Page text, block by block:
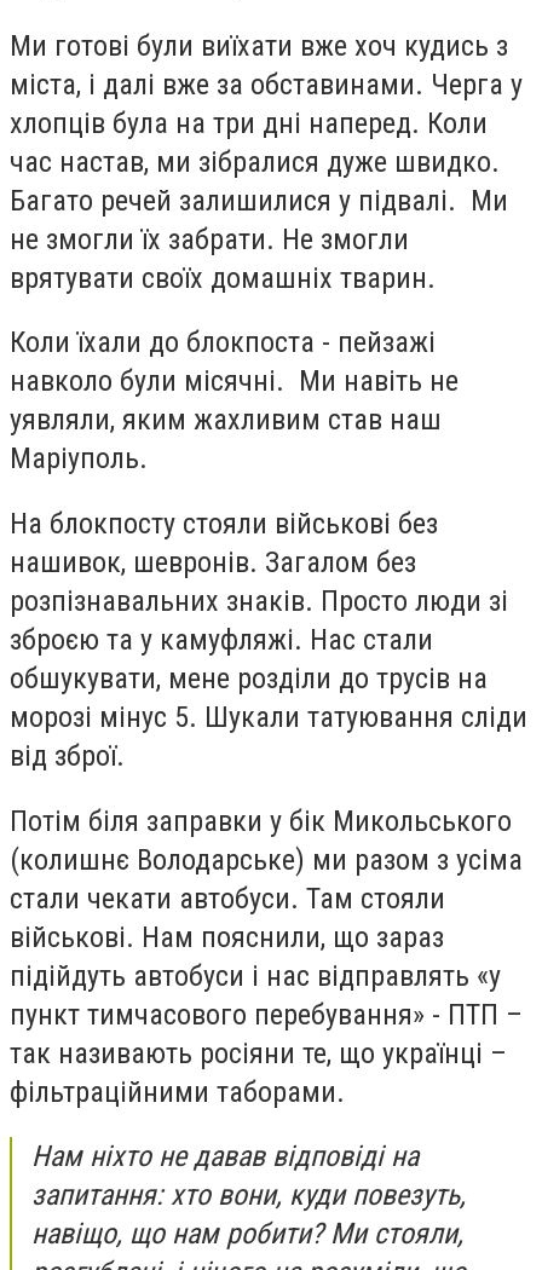
Ми готові були виїхати вже хоч кудись з
міста, і далі вже за обставинами. Черга у
хлопців була на три дні наперед. Коли
час настав, ми зібралися дуже швидко.
Багато речей залишилися у підвалі. Ми
не змогли їх забрати. Не змогли
врятувати своїх домашніх тварин.
Коли їхали до блокпоста - пейзажі
навколо були місячні. Ми навіть не
уявляли, яким жахливим став наш
Маріуполь.
На блокпосту стояли військові без
нашивок, шевронів. Загалом без
розпізнавальних знаків. Просто люди зі
зброєю та у камуфляжі. Нас стали
обшукувати, мене розділи до трусів на
морозі мінус 5. Шукали татуювання сліди
від зброї.
Потім біля заправки у бік Микольського
(колишнє Володарське) ми разом з усіма
стали чекати автобуси. Там стояли
військові. Нам пояснили, що зараз
підійдуть автобуси і нас відправлять «у
пункт тимчасового перебування» - ПТП –
так називають росіяни те, що українці –
фільтраційними таборами.
Нам ніхто не давав відповіді на
запитання: хто вони, куди повезуть,
навіщо, що нам робити? Ми стояли,